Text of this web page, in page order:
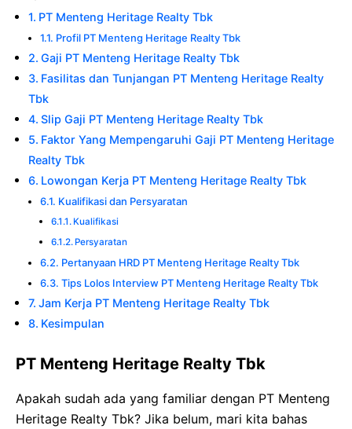
PT Menteng Heritage Realty Tbk
Profil PT Menteng Heritage Realty Tbk
Gaji PT Menteng Heritage Realty Tbk
Fasilitas dan Tunjangan PT Menteng Heritage Realty
Tbk
Slip Gaji PT Menteng Heritage Realty Tbk
Faktor Yang Mempengaruhi Gaji PT Menteng Heritage
Realty Tbk
Lowongan Kerja PT Menteng Heritage Realty Tbk
Kualifikasi dan Persyaratan
Kualifikasi
Persyaratan
Pertanyaan HRD PT Menteng Heritage Realty Tbk
Tips Lolos Interview PT Menteng Heritage Realty Tbk
Jam Kerja PT Menteng Heritage Realty Tbk
Kesimpulan
PT Menteng Heritage Realty Tbk
Apakah sudah ada yang familiar dengan PT Menteng
Heritage Realty Tbk? Jika belum, mari kita bahas